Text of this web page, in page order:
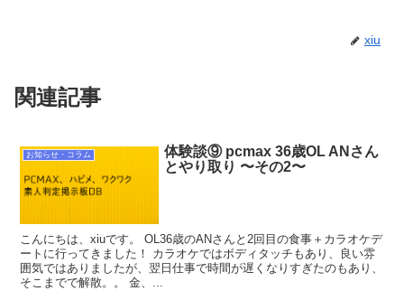
xiu
関連記事
お知らせ・コラム
体験談⑨ pcmax 36歳OL ANさん
とやり取り 〜その2〜
こんにちは、xiuです。 OL36歳のANさんと2回目の食事＋カラオケデ
ートに行ってきました！ カラオケではボディタッチもあり、良い雰
囲気ではありましたが、翌日仕事で時間が遅くなりすぎたのもあり、
そこまでで解散。。 金、...